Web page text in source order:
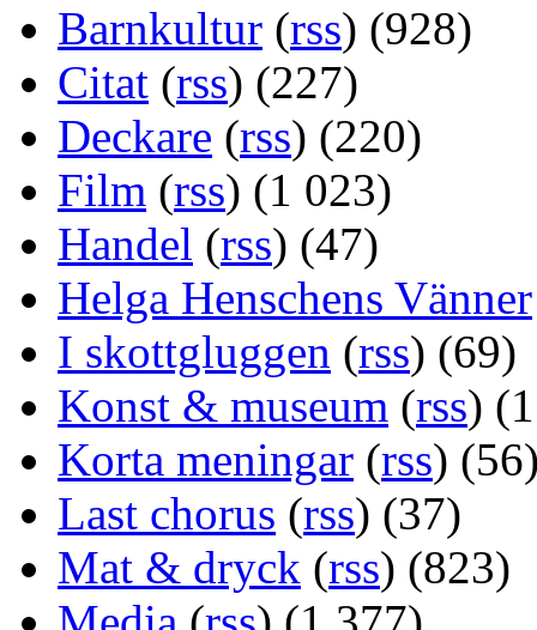
Barnkultur (rss) (928)
Citat (rss) (227)
Deckare (rss) (220)
Film (rss) (1 023)
Handel (rss) (47)
Helga Henschens Vänner
I skottgluggen (rss) (69)
Konst & museum (rss)
Korta meningar (rss)
Last chorus (rss) (37)
Mat & dryck (rss) (823)